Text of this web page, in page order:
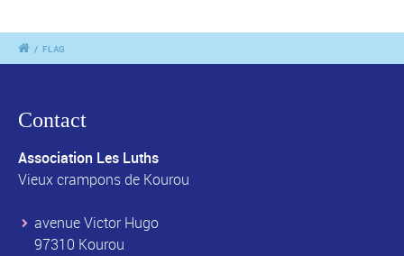
/ FLAG
Contact
Association Les Luths
Vieux crampons de Kourou
avenue Victor Hugo
97310 Kourou